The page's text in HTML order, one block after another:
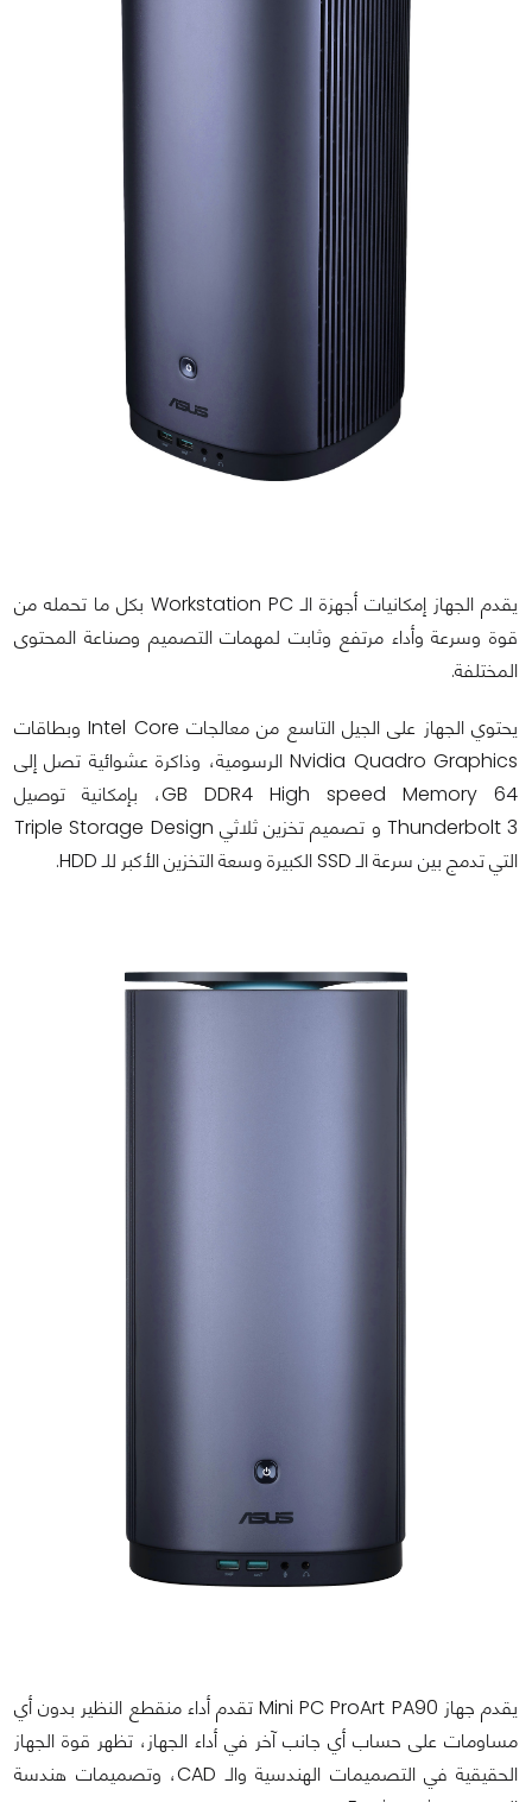
يقدم الجهاز إمكانيات أجهزة الـ Workstation PC بكل ما تحمله من
قوة وسرعة وأداء مرتفع وثابت لمهمات التصميم وصناعة المحتوى
المختلفة.
يحتوي الجهاز على الجيل التاسع من معالجات Intel Core وبطاقات
Nvidia Quadro Graphics الرسومية، وذاكرة عشوائية تصل إلى
64 GB DDR4 High speed Memory، بإمكانية توصيل
Thunderbolt 3 و تصميم تخزين ثلاثي Triple Storage Design
التي تدمج بين سرعة الـ SSD الكبيرة وسعة التخزين الأكبر للـ HDD.
يقدم جهاز Mini PC ProArt PA90 تقدم أداء منقطع النظير بدون أي
مساومات على حساب أي جانب آخر في أداء الجهاز، تظهر قوة الجهاز
الحقيقية في التصميمات الهندسية والـ CAD، وتصميمات هندسة